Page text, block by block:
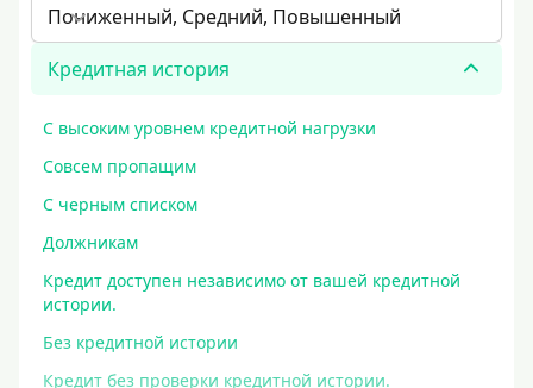
Пониженный, Средний, Повышенный
Кредитная история
С высоким уровнем кредитной нагрузки
Совсем пропащим
С черным списком
Должникам
Кредит доступен независимо от вашей кредитной
истории.
Без кредитной истории
Кредит без проверки кредитной истории.